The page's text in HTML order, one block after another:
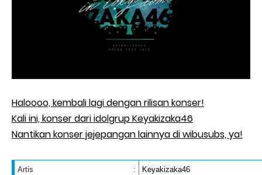
Haloooo, kembali lagi dengan rilisan konser!
Kali ini, konser dari idolgrup Keyakizaka46
Nantikan konser jejepangan lainnya di wibusubs, ya!
Artis : Keyakizaka46